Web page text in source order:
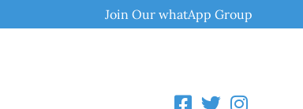
Join Our whatApp Group